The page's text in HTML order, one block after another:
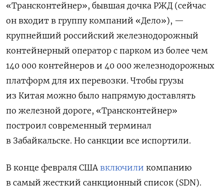
«Трансконтейнер», бывшая дочка РЖД (сейчас
он входит в группу компаний «Дело»), —
крупнейший российский железнодорожный
контейнерный оператор с парком из более чем
140 000 контейнеров и 40 000 железнодорожных
платформ для их перевозки. Чтобы грузы
из Китая можно было напрямую доставлять
по железной дороге, «Трансконтейнер»
построил современный терминал
в Забайкальске. Но санкции все испортили.
В конце февраля США включили компанию
в самый жесткий санкционный список (SDN).